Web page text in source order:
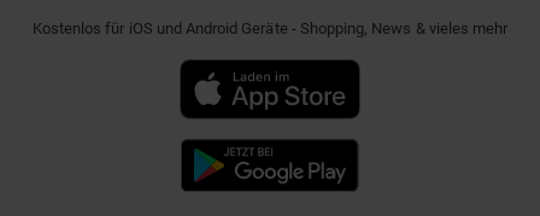
Kostenlos für iOS und Android Geräte - Shopping, News & vieles mehr